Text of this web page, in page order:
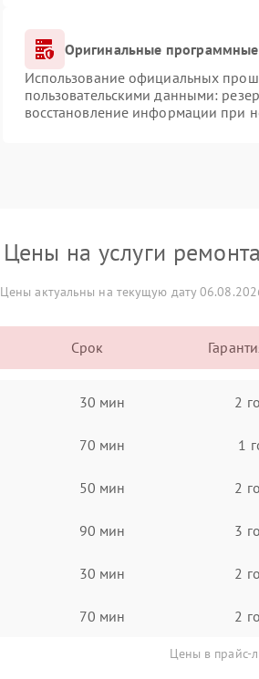
Оригинальные
Использование официальных
пользовательскими данными:
восстановление информации при
Цены на услуги ремонта
Цены актуальны на текущую дату
Срок
30 мин 2
70 мин 1
50 мин 2
90 мин 3
30 мин 2
70 мин 2
Цены в прайс-